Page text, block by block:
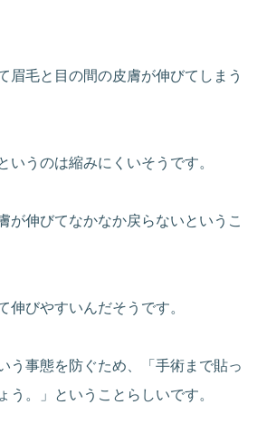
眉毛と目の間の皮膚が伸びてしまう
いうのは縮みにくいそうです。
が伸びてなかなか戻らないというこ
伸びやすいんだそうです。
う事態を防ぐため、「手術まで貼っ
う。」ということらしいです。